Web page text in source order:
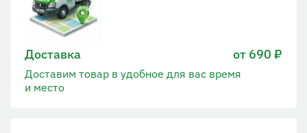
Доставка от 690 ₽
Доставим товар в удобное для вас время
и место